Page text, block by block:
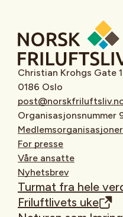
Christian Krohgs Gate
0186 Oslo
Organisasjonsnummer
Medlemsorganisasjoner
For presse
Våre ansatte
Nyhetsbrev
Turmat fra hele
Friluftlivets uke